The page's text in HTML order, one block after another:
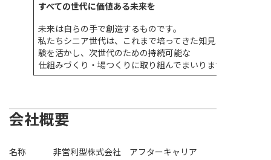
すべての世代に価値ある未来を
未来は自らの手で創造するものです。
私たちシニア世代は、これまで培ってきた知見と経
験を活かし、次世代のための持続可能な
仕組みづくり・場つくりに取り組んでまいります。
会社概要
名称 非営利型株式会社 アフターキャリア